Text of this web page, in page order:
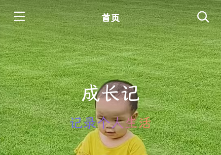
首页
成长记
记录个人生活